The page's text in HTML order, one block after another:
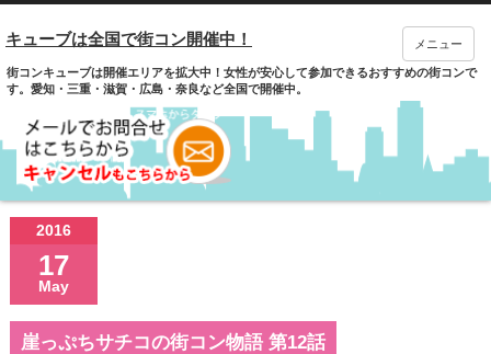
キューブは全国で街コン開催中！
街コンキューブは開催エリアを拡大中！女性が安心して参加できるおすすめの街コンで
す。愛知・三重・滋賀・広島・奈良など全国で開催中。
メニュー
2016
17
May
崖っぷちサチコの街コン物語 第12話